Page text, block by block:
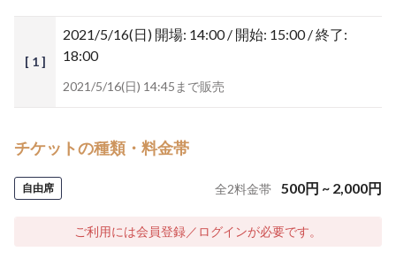
[ 1 ]
2021/5/16(日) 開場: 14:00 / 開始: 15:00 / 終了:
18:00
2021/5/16(日) 14:45まで販売
チケットの種類・料金帯
自由席 全2料金帯 500円 ~ 2,000円
ご利用には会員登録／ログインが必要です。